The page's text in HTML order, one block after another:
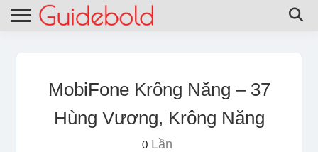
MobiFone Krông Năng – 37
Hùng Vương, Krông Năng
0Lần